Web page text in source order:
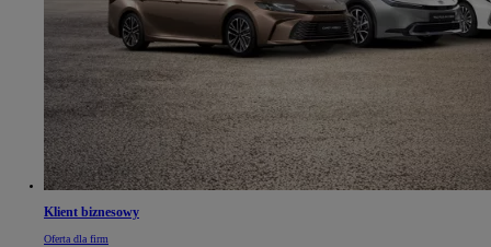
Klient biznesowy
Oferta dla firm